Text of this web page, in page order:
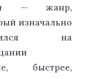
— жанр,
изначально
на
быстрее,